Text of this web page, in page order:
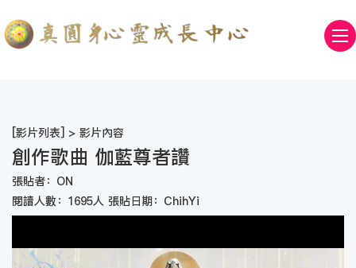
[影片列表] > 影片內容
創作歌曲 伽藍尊者讚
張貼者：ON
閱讀人數：1695人 張貼日期：ChihYi